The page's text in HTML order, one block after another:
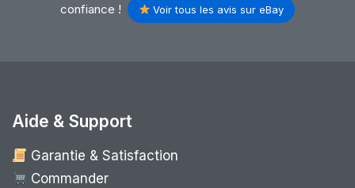
confiance !
Voir tous les avis sur eBay
Aide & Support
Garantie & Satisfaction
Commander